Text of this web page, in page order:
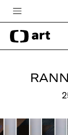
Česká televize
Zpravodajství
Pro děti